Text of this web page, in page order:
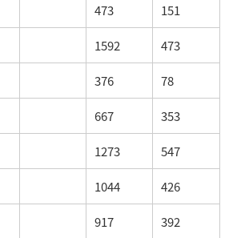
473 151
1592 473
376 78
667 353
1273 547
1044 426
917 392